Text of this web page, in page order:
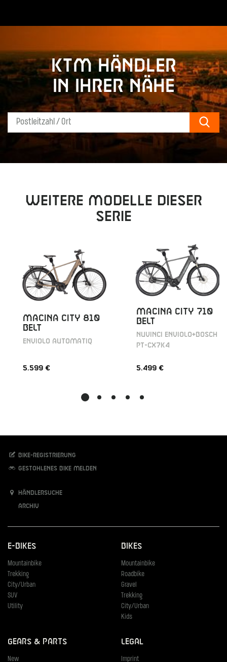
KTM Händler
in Ihrer Nähe
Weitere Modelle dieser
Serie
MACINA CITY 810
BELT
ENVIOLO AUTOMATIQ
5.599 €
MACINA CITY 710
BELT
NUVINCI ENVIOLO+BOSCH
PT-CX7K4
5.499 €
Bike-Registrierung
Gestohlenes Bike melden
Händlersuche
Archiv
E-Bikes
Mountainbike
Trekking
City/Urban
SUV
Utility
Bikes
Mountainbike
Roadbike
Gravel
Trekking
City/Urban
Kids
Gears & Parts
New
Legal
Imprint